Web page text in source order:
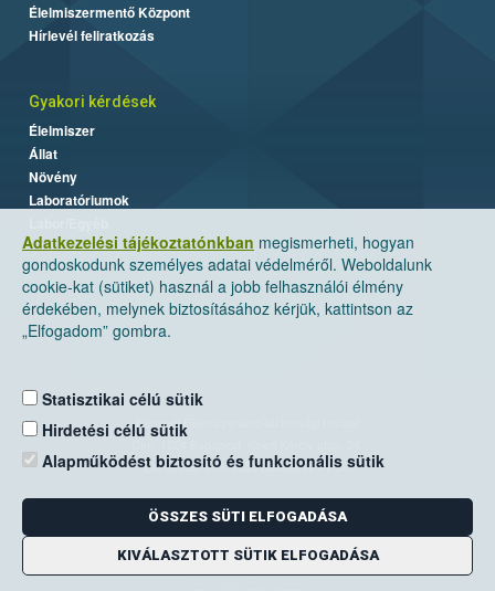
Adatkezelési tájékoztatónkban megismerheti, hogyan
gondoskodunk személyes adatai védelméről. Weboldalunk
cookie-kat (sütiket) használ a jobb felhasználói élmény
érdekében, melynek biztosításához kérjük, kattintson az
„Elfogadom” gombra.
Statisztikai célú sütik
Hirdetési célú sütik
Alapműködést biztosító és funkcionális sütik
ÖSSZES SÜTI ELFOGADÁSA
KIVÁLASZTOTT SÜTIK ELFOGADÁSA
Élelmiszermentő Központ
Hírlevél feliratkozás
Gyakori kérdések
Élelmiszer
Állat
Növény
Laboratóriumok
Nemzeti Élelmiszerlánc-biztonsági Hivatal
Levelezési cím: 1525 Budapest. Pf. 30.
E-mail:ugyfelszolgalat@nebih.gov.hu
Zöld szám: 06-80/263-244
Telefon: 06-1/ 336-9000